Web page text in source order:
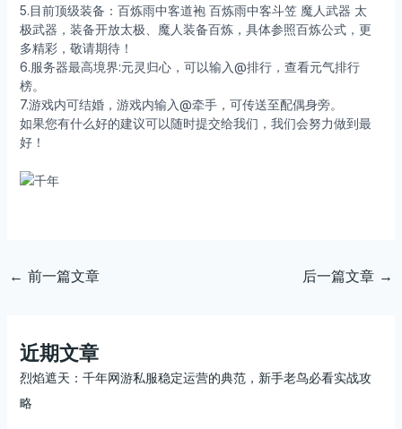
5.目前顶级装备：百炼雨中客道袍 百炼雨中客斗笠 魔人武器 太
极武器，装备开放太极、魔人装备百炼，具体参照百炼公式，更
多精彩，敬请期待！
6.服务器最高境界:元灵归心，可以输入@排行，查看元气排行
榜。
7.游戏内可结婚，游戏内输入@牵手，可传送至配偶身旁。
如果您有什么好的建议可以随时提交给我们，我们会努力做到最
好！
← 前一篇文章 后一篇文章 →
近期文章
烈焰遮天：千年网游私服稳定运营的典范，新手老鸟必看实战攻
略